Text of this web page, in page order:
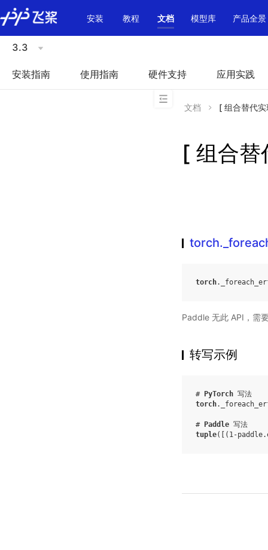
\u200E
安装
教程 文档 模型库 产品全景
3.3
安装指南 使用指南 硬件支持 应用实践
文档 [ 组合替代
[ 组合
torch.
Paddle 无此 API，需
转写示例
# PyTorch 写法
torch.
# Paddle 写法
tuple( [( 1-paddle.